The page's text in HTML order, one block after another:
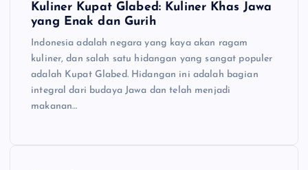
Kuliner Kupat Glabed: Kuliner Khas Jawa
yang Enak dan Gurih
Indonesia adalah negara yang kaya akan ragam
kuliner, dan salah satu hidangan yang sangat populer
adalah Kupat Glabed. Hidangan ini adalah bagian
integral dari budaya Jawa dan telah menjadi
makanan…